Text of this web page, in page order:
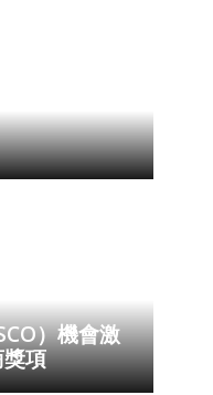
）機會激
項